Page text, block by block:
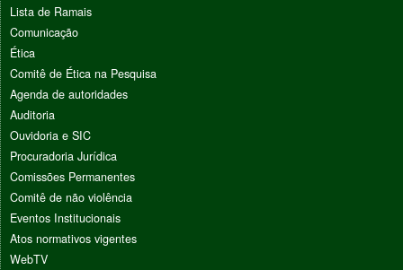
Lista de Ramais
Comunicação
Ética
Comitê de Ética na Pesquisa
Agenda de autoridades
Auditoria
Ouvidoria e SIC
Procuradoria Jurídica
Comissões Permanentes
Comitê de não violência
Eventos Institucionais
Atos normativos vigentes
WebTV